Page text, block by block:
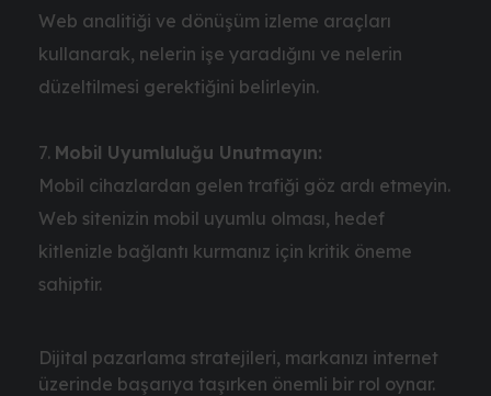
Web analitiği ve dönüşüm izleme araçları
kullanarak, nelerin işe yaradığını ve nelerin
düzeltilmesi gerektiğini belirleyin.
Mobil Uyumluluğu Unutmayın:
Mobil cihazlardan gelen trafiği göz ardı etmeyin.
Web sitenizin mobil uyumlu olması, hedef
kitlenizle bağlantı kurmanız için kritik öneme
sahiptir.
Dijital pazarlama stratejileri, markanızı internet
üzerinde başarıya taşırken önemli bir rol oynar.